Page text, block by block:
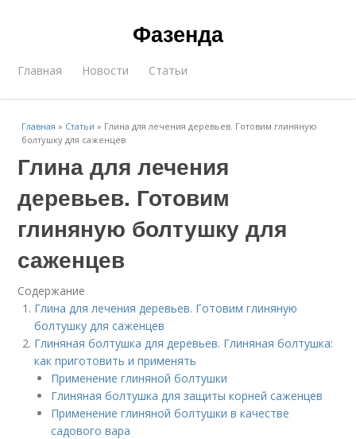
Фазенда
Главная Новости Статьи
Главная » Статьи » Глина для лечения деревьев. Готовим глиняную
болтушку для саженцев
Глина для лечения
деревьев. Готовим
глиняную болтушку для
саженцев
Содержание
Глина для лечения деревьев. Готовим глиняную
болтушку для саженцев
Глиняная болтушка для деревьев. Глиняная болтушка:
как приготовить и применять
Применение глиняной болтушки
Глиняная болтушка для защиты корней саженцев
Применение глиняной болтушки в качестве
садового вара